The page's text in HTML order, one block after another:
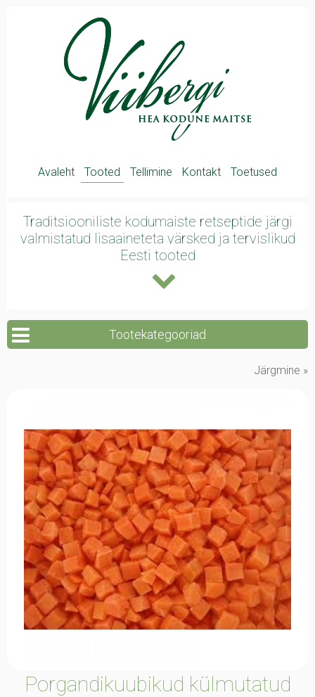
Avaleht Tooted Tellimine Kontakt Toetused
Traditsiooniliste kodumaiste retseptide järgi
valmistatud lisaaineteta värsked ja tervislikud
Eesti tooted
Tootekategooriad
Järgmine »
Porgandikuubikud külmutatud